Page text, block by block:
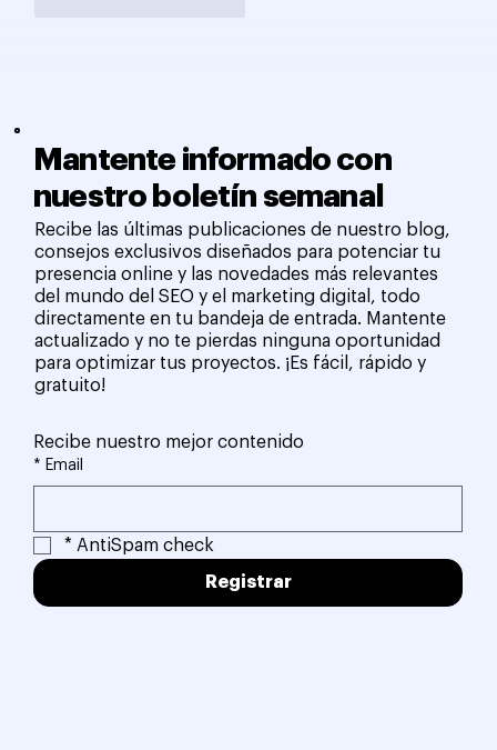
Mantente informado con
nuestro boletín semanal
Recibe las últimas publicaciones de nuestro blog,
consejos exclusivos diseñados para potenciar tu
presencia online y las novedades más relevantes
del mundo del SEO y el marketing digital, todo
directamente en tu bandeja de entrada. Mantente
actualizado y no te pierdas ninguna oportunidad
para optimizar tus proyectos. ¡Es fácil, rápido y
gratuito!
Recibe nuestro mejor contenido
* Email
* AntiSpam check
Registrar